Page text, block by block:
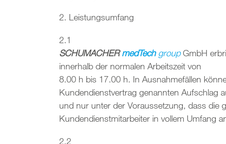
2. Leistungsumfang
2.1
SCHUMACHERmedTechgroupGmbH
innerhalb der normalen Arbeitszeit von
8.00 h bis 17.00 h. In Ausnahmefällen
Kundendienstvertrag genannten Aufschlag
und nur unter der Voraussetzung, dass die
Kundendienstmitarbeiter in vollem Umfang
2.2